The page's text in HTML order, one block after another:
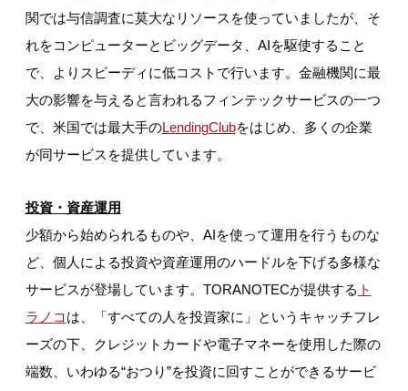
関では与信調査に莫大なリソースを使っていましたが、そ
れをコンピューターとビッグデータ、AIを駆使すること
で、よりスピーディに低コストで行います。金融機関に最
大の影響を与えると言われるフィンテックサービスの一つ
で、米国では最大手のLendingClubをはじめ、多くの企業
が同サービスを提供しています。
投資・資産運用
少額から始められるものや、AIを使って運用を行うものな
ど、個人による投資や資産運用のハードルを下げる多様な
サービスが登場しています。TORANOTECが提供する ト
ラノコ は、「すべての人を投資家に」というキャッチフレ
ーズの下、クレジットカードや電子マネーを使用した際の
端数、いわゆる“おつり”を投資に回すことができるサービ